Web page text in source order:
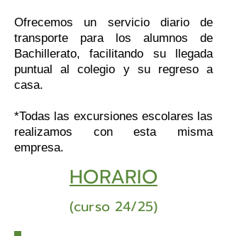
Ofrecemos un servicio diario de
transporte para los alumnos de
Bachillerato, facilitando su llegada
puntual al colegio y su regreso a
casa.
*Todas las excursiones escolares las
realizamos con esta misma
empresa.
HORARIO
(curso 24/25)